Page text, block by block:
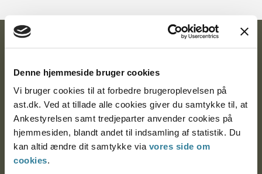
Denne hjemmeside bruger cookies
Vi bruger cookies til at forbedre brugeroplevelsen på
ast.dk. Ved at tillade alle cookies giver du samtykke til, at
Ankestyrelsen samt tredjeparter anvender cookies på
hjemmesiden, blandt andet til indsamling af statistik. Du
kan altid ændre dit samtykke via vores side om
cookies.
Ankestyrelsen
Postadresse:
Nytorv 7, 2. sal
9000 Aalborg
Ankestyrelsen Aalborg